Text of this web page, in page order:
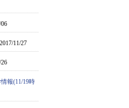
2017/11/27
報(11/19時